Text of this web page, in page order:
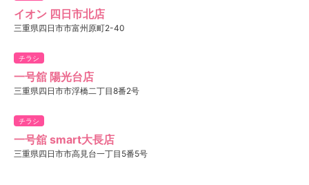
イオン 四日市北店
三重県四日市市富州原町2-40
チラシ
一号舘 陽光台店
三重県四日市市浮橋二丁目8番2号
チラシ
一号舘 smart大長店
三重県四日市市高見台一丁目5番5号